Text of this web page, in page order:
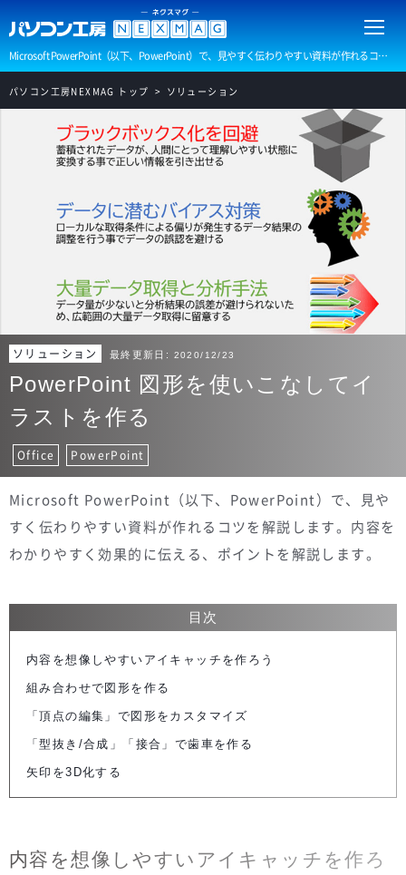
Microsoft PowerPoint（以下、PowerPoint）で、見やすく伝わりやすい資料が作れるコツを解説します。内容をわかりやすく効果的に伝える、ポイントを解説します。
パソコン工房NEXMAG トップ ソリューション
ソリューション 最終更新日: 2020/12/23
PowerPoint 図形を使いこなしてイ
ラストを作る
Office PowerPoint
Microsoft PowerPoint（以下、PowerPoint）で、見や
すく伝わりやすい資料が作れるコツを解説します。内容を
わかりやすく効果的に伝える、ポイントを解説します。
目次
内容を想像しやすいアイキャッチを作ろう
組み合わせで図形を作る
「頂点の編集」で図形をカスタマイズ
「型抜き/合成」「接合」で歯車を作る
矢印を3D化する
内容を想像しやすいアイキャッチを作ろ